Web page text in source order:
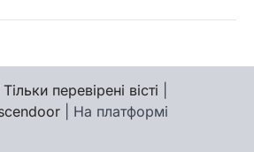
Тільки перевірені вісті
| На платформі